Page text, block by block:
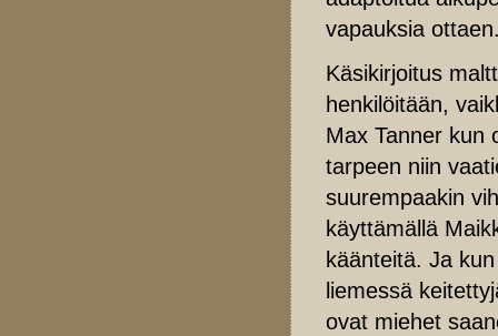
vapauksia
Käsikirjoitus
henkilöitään,
Max Tanner kun
tarpeen niin
suurempaakin
käyttämällä
käänteitä. Ja
liemessä
ovat miehet